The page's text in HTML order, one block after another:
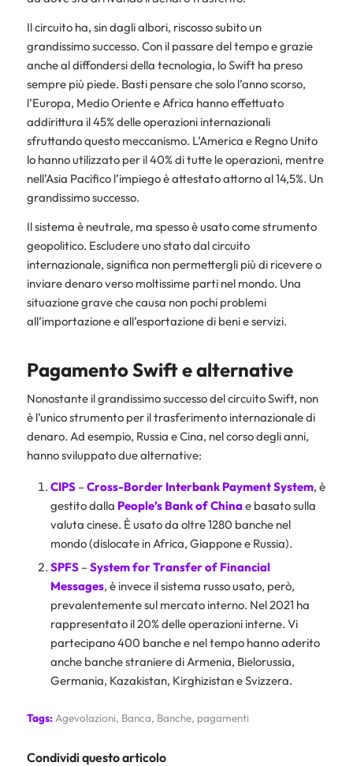
Il circuito ha, sin dagli albori, riscosso subito un
grandissimo successo. Con il passare del tempo e grazie
anche al diffondersi della tecnologia, lo Swift ha preso
sempre più piede. Basti pensare che solo l’anno scorso,
l’Europa, Medio Oriente e Africa hanno effettuato
addirittura il 45% delle operazioni internazionali
sfruttando questo meccanismo. L’America e Regno Unito
lo hanno utilizzato per il 40% di tutte le operazioni, mentre
nell’Asia Pacifico l’impiego è attestato attorno al 14,5%. Un
grandissimo successo.
Il sistema è neutrale, ma spesso è usato come strumento
geopolitico. Escludere uno stato dal circuito
internazionale, significa non permettergli più di ricevere o
inviare denaro verso moltissime parti nel mondo. Una
situazione grave che causa non pochi problemi
all’importazione e all’esportazione di beni e servizi.
Pagamento Swift e alternative
Nonostante il grandissimo successo del circuito Swift, non
è l’unico strumento per il trasferimento internazionale di
denaro. Ad esempio, Russia e Cina, nel corso degli anni,
hanno sviluppato due alternative:
CIPS–Cross-Border Interbank Payment System, è
gestito dalla People’s Bank of Chinae basato sulla
valuta cinese. È usato da oltre 1280 banche nel
mondo (dislocate in Africa, Giappone e Russia).
SPFS–System for Transfer of Financial
Messages, è invece il sistema russo usato, però,
prevalentemente sul mercato interno. Nel 2021 ha
rappresentato il 20% delle operazioni interne. Vi
partecipano 400 banche e nel tempo hanno aderito
anche banche straniere di Armenia, Bielorussia,
Germania, Kazakistan, Kirghizistan e Svizzera.
Tags:Agevolazioni, Banca, Banche, pagamenti
Condividi questo articolo